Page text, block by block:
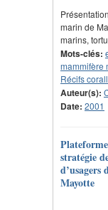
marin de
marins,
Mots-clés:
mammifère
Récifs
Auteur(s):
Date: 2001
stratégie
Mayotte